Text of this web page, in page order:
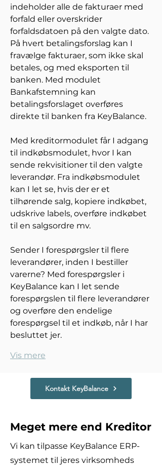
indeholder alle de fakturaer med
forfald eller overskrider
forfaldsdatoen på den valgte dato.
På hvert betalingsforslag kan I
fravælge fakturaer, som ikke skal
betales, og med eksporten til
banken. Med modulet
Bankafstemning kan
betalingsforslaget overføres
direkte til banken fra KeyBalance.
Med kreditormodulet får I adgang
til indkøbsmodulet, hvor I kan
sende rekvisitioner til den valgte
leverandør. Fra indkøbsmodulet
kan I let se, hvis der er et
tilhørende salg, kopiere indkøbet,
udskrive labels, overføre indkøbet
til en salgsordre mv.
Sender I forespørgsler til flere
leverandører, inden I bestiller
varerne? Med forespørgsler i
KeyBalance kan I let sende
forespørgslen til flere leverandører
og overføre den endelige
forespørgsel til et indkøb, når I har
besluttet jer.
Vis mere
Kontakt KeyBalance
Meget mere end Kreditor
Vi kan tilpasse KeyBalance ERP-
systemet til jeres virksomheds